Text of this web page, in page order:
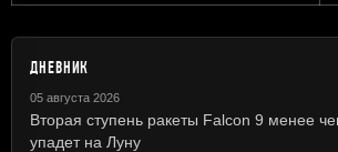
ДНЕВНИК
05 августа 2026
Вторая ступень ракеты Falcon 9 менее
упадет на Луну